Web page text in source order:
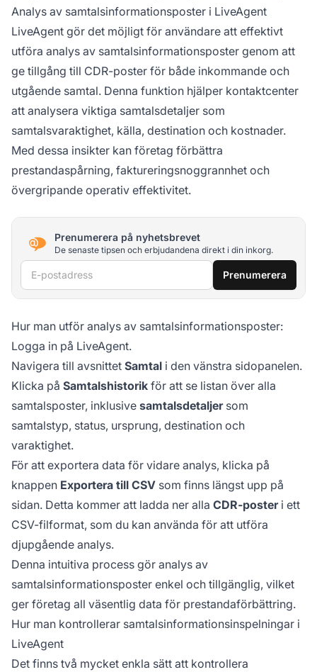
Analys av samtalsinformationsposter i LiveAgent
LiveAgent gör det möjligt för användare att effektivt
utföra analys av samtalsinformationsposter genom att
ge tillgång till CDR-poster för både inkommande och
utgående samtal. Denna funktion hjälper kontaktcenter
att analysera viktiga samtalsdetaljer som
samtalsvaraktighet, källa, destination och kostnader.
Med dessa insikter kan företag förbättra
prestandaspårning, faktureringsnoggrannhet och
övergripande operativ effektivitet.
Prenumerera på nyhetsbrevet
De senaste tipsen och erbjudandena direkt i din inkorg.
E-postadress Prenumerera
Hur man utför analys av samtalsinformationsposter:
Logga in på LiveAgent.
Navigera till avsnittet Samtal i den vänstra sidopanelen.
Klicka på Samtalshistorik för att se listan över alla
samtalsposter, inklusive samtalsdetaljersom
samtalstyp, status, ursprung, destination och
varaktighet.
För att exportera data för vidare analys, klicka på
knappen Exportera till CSV som finns längst upp på
sidan. Detta kommer att ladda ner alla CDR-posteri ett
CSV-filformat, som du kan använda för att utföra
djupgående analys.
Denna intuitiva process gör analys av
samtalsinformationsposter enkel och tillgänglig, vilket
ger företag all väsentlig data för prestandaförbättring.
Hur man kontrollerar samtalsinformationsinspelningar i
LiveAgent
Det finns två mycket enkla sätt att kontrollera